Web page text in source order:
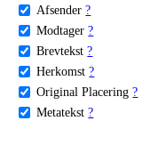
Afsender ?
Modtager ?
Brevtekst ?
Herkomst ?
Original Placering ?
Metatekst ?